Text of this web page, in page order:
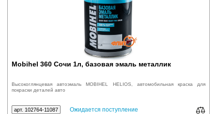
Mobihel 360 Сочи 1л, базовая эмаль металлик
Высокоглянцевая автоэмаль MOBIHEL HELIOS, автомобильная краска для
покраски деталей авто
арт. 102764-11087 Ожидается поступление